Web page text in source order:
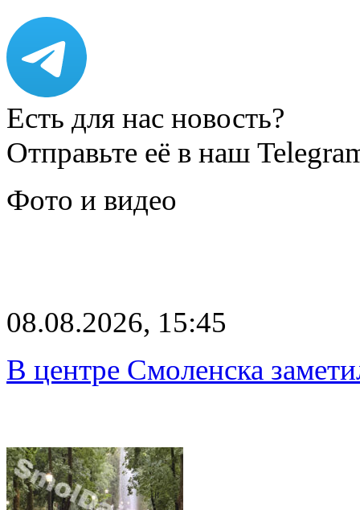
Есть для нас новость?
Отправьте её в наш
Фото и видео
08.08.2026, 15:45
В центре Смоленска